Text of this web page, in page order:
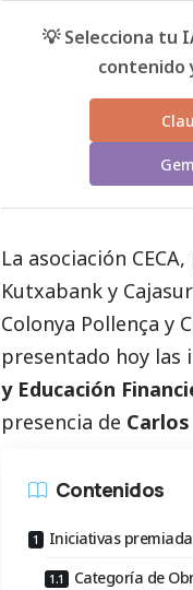
💡 Selecciona tu
contenido
La asociación
Kutxabank y
Colonya Pollença y
presentado hoy las
y Educación
presencia de
Contenidos
Iniciativas
Categoría de